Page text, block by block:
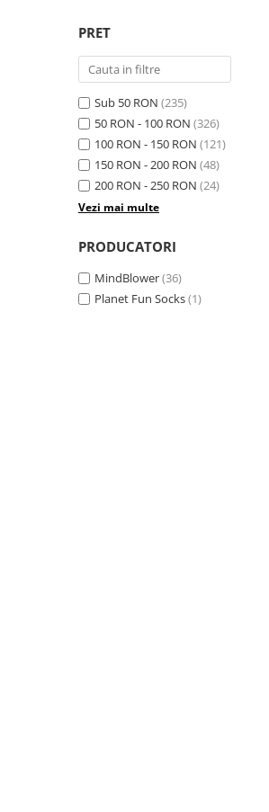
PRET
Sub 50 RON (235)
50 RON - 100 RON (326)
100 RON - 150 RON (121)
150 RON - 200 RON (48)
200 RON - 250 RON (24)
Vezi mai multe
PRODUCATORI
MindBlower(36)
Planet Fun Socks(1)